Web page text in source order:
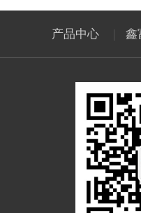
产品中心 | 鑫